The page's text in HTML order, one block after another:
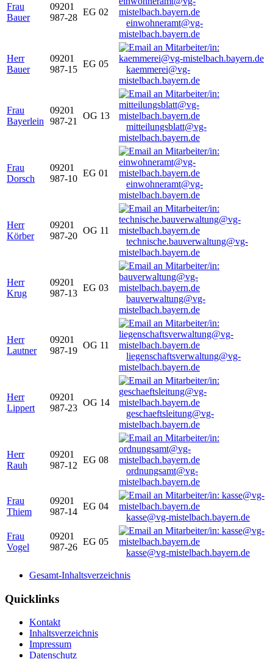
Frau
Bauer
09201
987-28
EG 02
einwohneramt@vg-
mistelbach.bayern.de
Herr
Bauer
09201
987-15
EG 05
kaemmerei@vg-
mistelbach.bayern.de
Frau
Bayerlein
09201
987-21
OG 13
mitteilungsblatt@vg-
mistelbach.bayern.de
Frau
Dorsch
09201
987-10
EG 01
einwohneramt@vg-
mistelbach.bayern.de
Herr
Körber
09201
987-20
OG 11
technische.bauverwaltung@vg-
mistelbach.bayern.de
Herr
Krug
09201
987-13
EG 03
bauverwaltung@vg-
mistelbach.bayern.de
Herr
Lautner
09201
987-19
OG 11
liegenschaftsverwaltung@vg-
mistelbach.bayern.de
Herr
Lippert
09201
987-23
OG 14
geschaeftsleitung@vg-
mistelbach.bayern.de
Herr
Rauh
09201
987-12
EG 08
ordnungsamt@vg-
mistelbach.bayern.de
Frau
Thiem
09201
987-14
EG 04
kasse@vg-mistelbach.bayern.de
Frau
Vogel
09201
987-26
EG 05
kasse@vg-mistelbach.bayern.de
Gesamt-Inhaltsverzeichnis
Quicklinks
Kontakt
Inhaltsverzeichnis
Impressum
Datenschutz